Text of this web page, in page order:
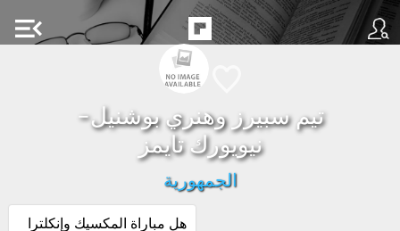
menu_open
تيم سبيرز وهنري بوشنيل-
نيويورك تايمز
الجمهورية